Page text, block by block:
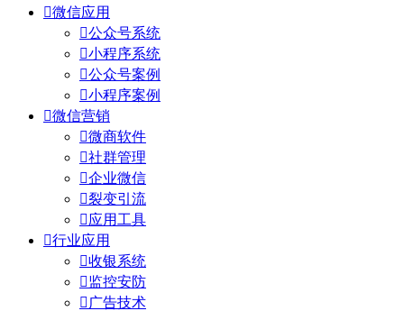
微信应用
公众号系统
小程序系统
公众号案例
小程序案例
微信营销
微商软件
社群管理
企业微信
裂变引流
应用工具
行业应用
收银系统
监控安防
 广告技术